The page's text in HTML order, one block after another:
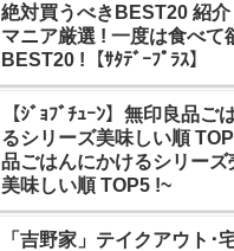
絶対買うべきBEST20 紹介
マニア厳選 ! 一度は食べて
BEST20 !【ｻﾀﾃﾞｰﾌﾟﾗｽ】
【ｼﾞｮﾌﾞﾁｭｰﾝ】無印良品ご
るシリーズ美味しい順
品ごはんにかけるシリーズ
美味しい順 TOP5 !~
「吉野家」テイクアウト･